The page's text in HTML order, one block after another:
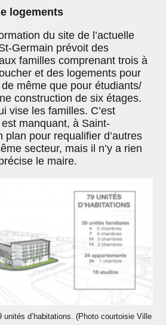
logements
du site de l’actuelle
Germain prévoit des
familles comprenant trois à
et des logements pour
même que pour étudiants/
construction de six étages.
vise les familles. C’est
manquant, à Saint-
plan pour requalifier d’autres
secteur, mais il n’y a rien
le maire.
unités d’habitations. (Photo courtoisie Ville